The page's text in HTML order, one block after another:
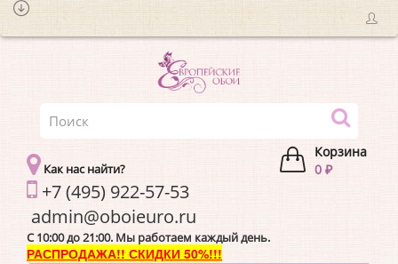
Корзина
0 ₽
Как нас найти?
+7 (495) 922-57-53
C 10:00 до 21:00. Мы работаем каждый день.
РАСПРОДАЖА!! СКИДКИ 50%!!!